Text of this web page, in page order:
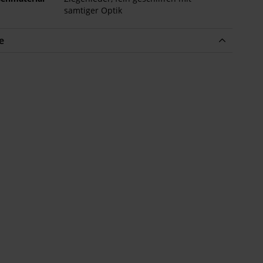
samtiger Optik